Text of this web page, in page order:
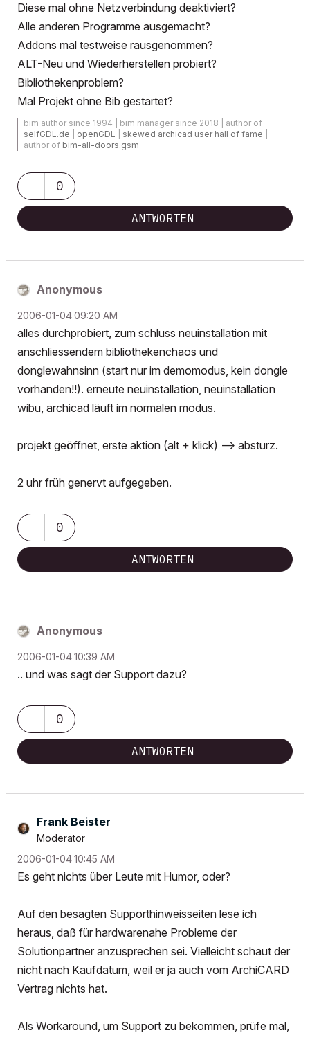
Diese mal ohne Netzverbindung deaktiviert?
Alle anderen Programme ausgemacht?
Addons mal testweise rausgenommen?
ALT-Neu und Wiederherstellen probiert?
Bibliothekenproblem?
Mal Projekt ohne Bib gestartet?
bim author since 1994 | bim manager since 2018 | author of
selfGDL.de
openGDL skewed archicad user hall of fame
author of bim-all-doors.gsm
0
ANTWORTEN
Anonymous
‎2006-01-0409:20 AM
alles durchprobiert, zum schluss neuinstallation mit
anschliessendem bibliothekenchaos und
donglewahnsinn (start nur im demomodus, kein dongle
vorhanden!!). erneute neuinstallation, neuinstallation
wibu, archicad läuft im normalen modus.
projekt geöffnet, erste aktion (alt + klick) --> absturz.
2 uhr früh genervt aufgegeben.
0
ANTWORTEN
Anonymous
‎2006-01-0410:39 AM
.. und was sagt der Support dazu?
0
ANTWORTEN
Frank Beister
Moderator
‎2006-01-0410:45 AM
Es geht nichts über Leute mit Humor, oder?
Auf den besagten Supporthinweisseiten lese ich
heraus, daß für hardwarenahe Probleme der
Solutionpartner anzusprechen sei. Vielleicht schaut der
nicht nach Kaufdatum, weil er ja auch vom ArchiCARD
Vertrag nichts hat.
Als Workaround, um Support zu bekommen, prüfe mal,